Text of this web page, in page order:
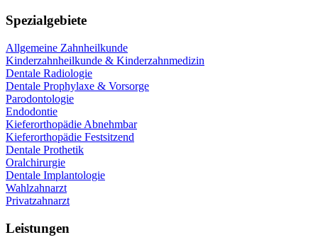
Spezialgebiete
Allgemeine Zahnheilkunde
Kinderzahnheilkunde & Kinderzahnmedizin
Dentale Radiologie
Dentale Prophylaxe & Vorsorge
Parodontologie
Endodontie
Kieferorthopädie Abnehmbar
Kieferorthopädie Festsitzend
Dentale Prothetik
Oralchirurgie
Dentale Implantologie
Wahlzahnarzt
Privatzahnarzt
Leistungen